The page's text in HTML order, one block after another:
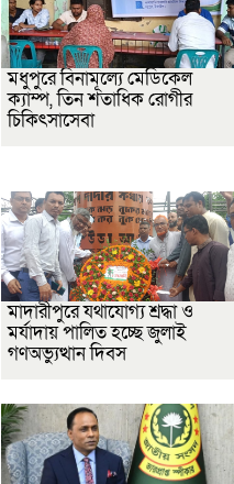
মধুপুরে বিনামূল্যে মেডিকেল
ক্যাম্প, তিন শতাধিক রোগীর
চিকিৎসাসেবা
মাদারীপুরে যথাযোগ্য শ্রদ্ধা ও
মর্যাদায় পালিত হচ্ছে জুলাই
গণঅভ্যুত্থান দিবস